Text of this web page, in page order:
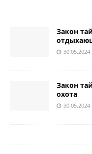
Закон
30.05.2024
Закон
охота
30.05.2024